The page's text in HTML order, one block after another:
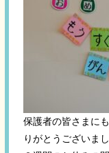
保護者の皆さまに
りがとうございまし